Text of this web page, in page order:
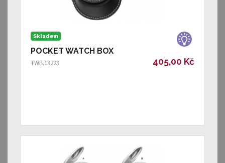
Skladem
POCKET WATCH BOX
TWB.13223 405,00 Kč